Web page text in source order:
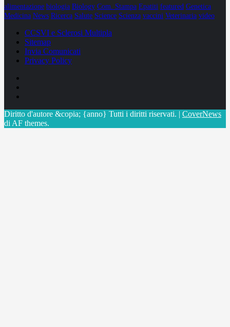
alimentazione biologia Biology Com. Stampa Epatiti featured Genetica
Medicina News Ricerca Salute Science Scienza vaccini Veterinaria video
CCSVI e Sclerosi Multipla
Sitemap
Invia Comunicati
Privacy Policy
Diritto d'autore &copia; {anno} Tutti i diritti riservati. | CoverNews
di AF themes.